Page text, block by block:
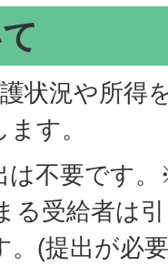
状況や所得
す。
は不要です
る受給者は
。(提出が必